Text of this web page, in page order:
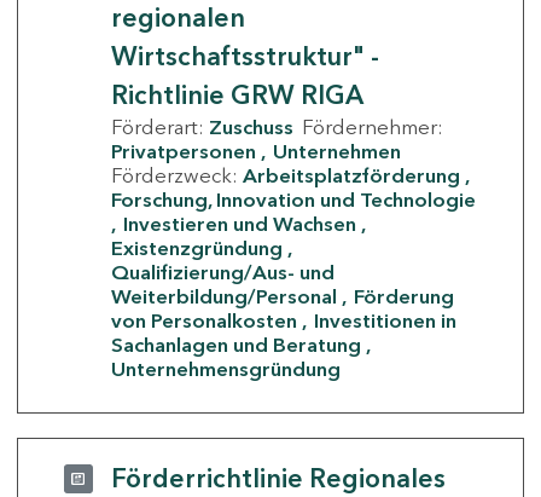
regionalen
Wirtschaftsstruktur" -
Richtlinie GRW RIGA
Förderart: Zuschuss Fördernehmer:
Privatpersonen
Unternehmen
Förderzweck: Arbeitsplatzförderung
Forschung, Innovation und Technologie
Investieren und Wachsen
Existenzgründung
Qualifizierung/Aus- und
Weiterbildung/Personal
Förderung
von Personalkosten
Investitionen in
Sachanlagen und Beratung
Unternehmensgründung
Förderrichtlinie Regionales